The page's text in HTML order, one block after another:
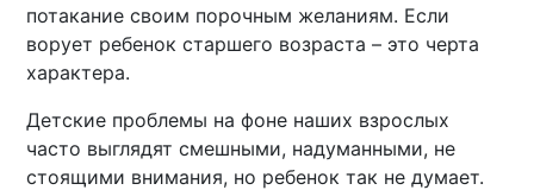
потакание своим порочным желаниям. Если
ворует ребенок старшего возраста – это черта
характера.
Детские проблемы на фоне наших взрослых
часто выглядят смешными, надуманными, не
стоящими внимания, но ребенок так не думает.